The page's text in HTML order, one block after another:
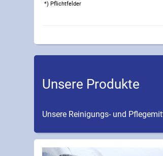
*) Pflichtfelder
Unsere Produkte
Unsere Reinigungs- und